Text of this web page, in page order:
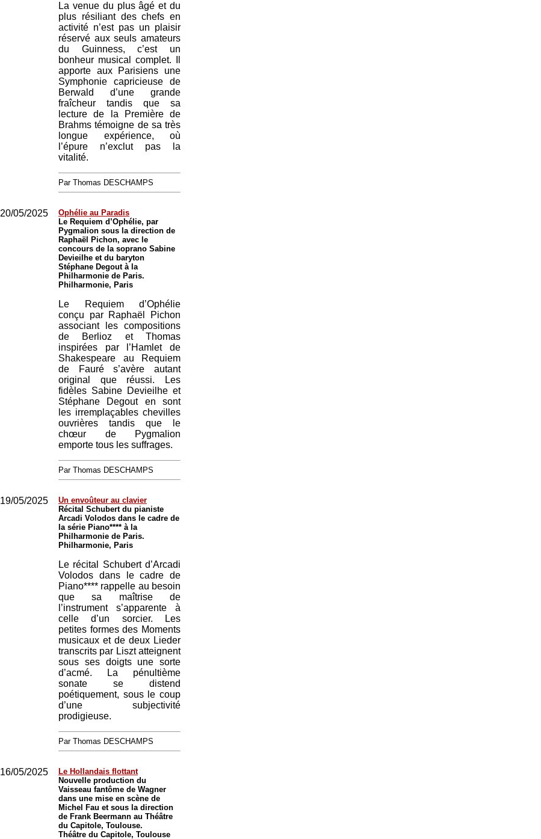
La venue du plus âgé et du
plus résiliant des chefs en
activité n’est pas un plaisir
réservé aux seuls amateurs
du Guinness, c’est un
bonheur musical complet. Il
apporte aux Parisiens une
Symphonie capricieuse de
Berwald d’une grande
fraîcheur tandis que sa
lecture de la Première de
Brahms témoigne de sa très
longue expérience, où
l’épure n’exclut pas la
vitalité.
Par Thomas DESCHAMPS
20/05/2025
Ophélie au Paradis
Le Requiem d’Ophélie, par
Pygmalion sous la direction de
Raphaël Pichon, avec le
concours de la soprano Sabine
Devieilhe et du baryton
Stéphane Degout à la
Philharmonie de Paris.
Philharmonie, Paris
Le Requiem d’Ophélie
conçu par Raphaël Pichon
associant les compositions
de Berlioz et Thomas
inspirées par l’Hamlet de
Shakespeare au Requiem
de Fauré s’avère autant
original que réussi. Les
fidèles Sabine Devieilhe et
Stéphane Degout en sont
les irremplaçables chevilles
ouvrières tandis que le
chœur de Pygmalion
emporte tous les suffrages.
Par Thomas DESCHAMPS
19/05/2025
Un envoûteur au clavier
Récital Schubert du pianiste
Arcadi Volodos dans le cadre de
la série Piano**** à la
Philharmonie de Paris.
Philharmonie, Paris
Le récital Schubert d’Arcadi
Volodos dans le cadre de
Piano**** rappelle au besoin
que sa maîtrise de
l’instrument s’apparente à
celle d’un sorcier. Les
petites formes des Moments
musicaux et de deux Lieder
transcrits par Liszt atteignent
sous ses doigts une sorte
d’acmé. La pénultième
sonate se distend
poétiquement, sous le coup
d’une subjectivité
prodigieuse.
Par Thomas DESCHAMPS
16/05/2025
Le Hollandais flottant
Nouvelle production du
Vaisseau fantôme de Wagner
dans une mise en scène de
Michel Fau et sous la direction
de Frank Beermann au Théâtre
du Capitole, Toulouse.
Théâtre du Capitole, Toulouse